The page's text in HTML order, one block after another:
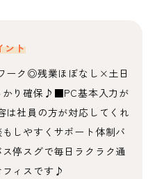
ント
ーク◎残業ほぼなし×土日
かり確保♪■PC基本入力が
社員の方が対応してくれ
しやすくサポート体制バ
停スグで毎日ラクラク通
フィスです♪